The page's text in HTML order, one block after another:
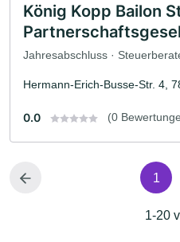
König Kopp Bailon
Jahresabschluss ·
Hermann-Erich-Busse-Str. 4,
0.0 (0
1
1-20